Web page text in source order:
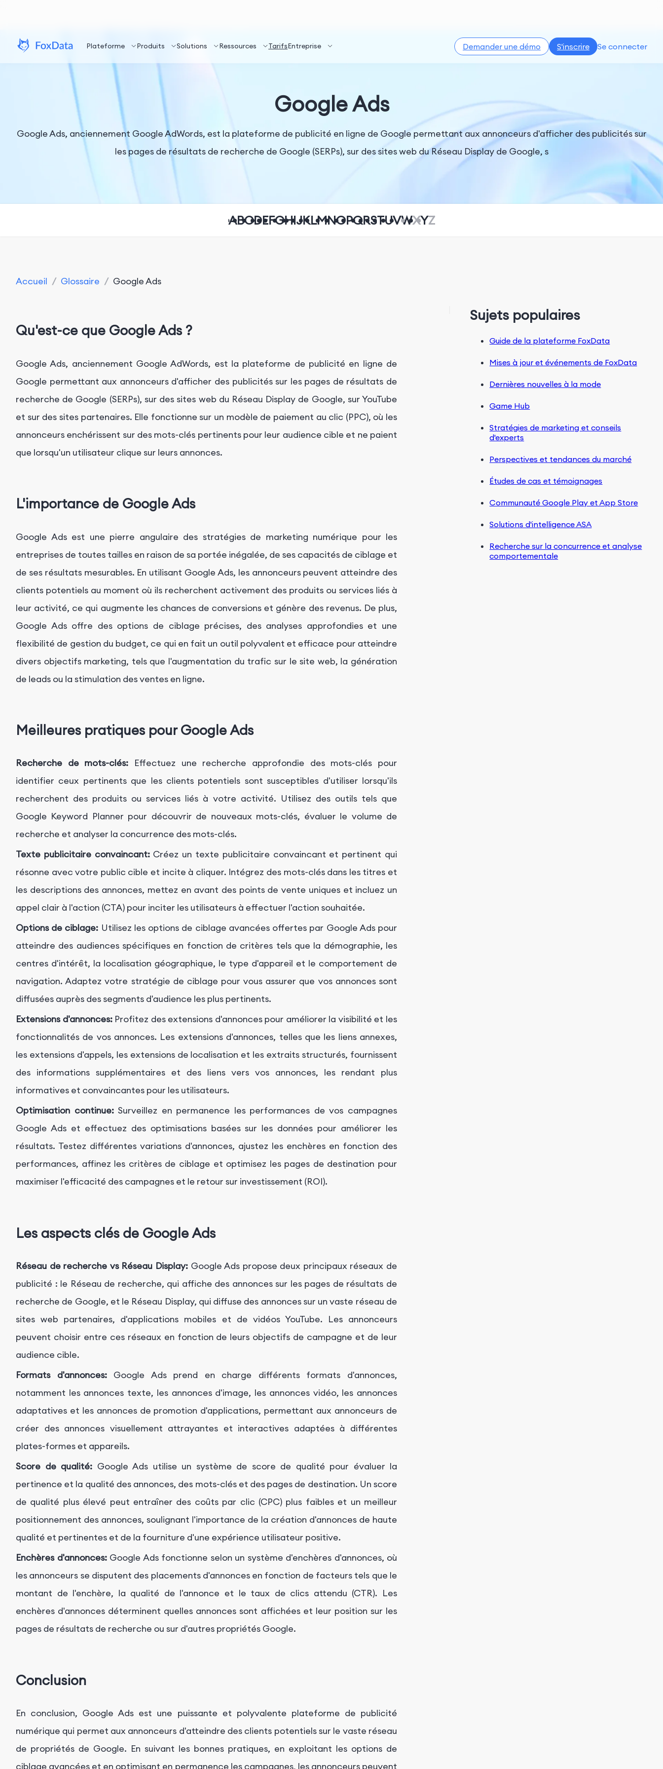
Plateforme Produits Solutions Ressources TarifsEntreprise Demander une démo S'inscrire Se connecter
Google Ads
Google Ads, anciennement Google AdWords, est la plateforme de publicité en ligne de Google permettant aux annonceurs d'afficher des publicités sur
les pages de résultats de recherche de Google (SERPs), sur des sites web du Réseau Display de Google, s
ABCDEFGHIJKLMNOPQRSTUVWXYZ
Accueil / Glossaire / Google Ads
Qu'est-ce que Google Ads ?
Google Ads, anciennement Google AdWords, est la plateforme de publicité en ligne de
Google permettant aux annonceurs d'afficher des publicités sur les pages de résultats de
recherche de Google (SERPs), sur des sites web du Réseau Display de Google, sur YouTube
et sur des sites partenaires. Elle fonctionne sur un modèle de paiement au clic (PPC), où les
annonceurs enchérissent sur des mots-clés pertinents pour leur audience cible et ne paient
que lorsqu'un utilisateur clique sur leurs annonces.
L'importance de Google Ads
Google Ads est une pierre angulaire des stratégies de marketing numérique pour les
entreprises de toutes tailles en raison de sa portée inégalée, de ses capacités de ciblage et
de ses résultats mesurables. En utilisant Google Ads, les annonceurs peuvent atteindre des
clients potentiels au moment où ils recherchent activement des produits ou services liés à
leur activité, ce qui augmente les chances de conversions et génère des revenus. De plus,
Google Ads offre des options de ciblage précises, des analyses approfondies et une
flexibilité de gestion du budget, ce qui en fait un outil polyvalent et efficace pour atteindre
divers objectifs marketing, tels que l'augmentation du trafic sur le site web, la génération
de leads ou la stimulation des ventes en ligne.
Meilleures pratiques pour Google Ads
Recherche de mots-clés: Effectuez une recherche approfondie des mots-clés pour
identifier ceux pertinents que les clients potentiels sont susceptibles d'utiliser lorsqu'ils
recherchent des produits ou services liés à votre activité. Utilisez des outils tels que
Google Keyword Planner pour découvrir de nouveaux mots-clés, évaluer le volume de
recherche et analyser la concurrence des mots-clés.
Texte publicitaire convaincant:Créez un texte publicitaire convaincant et pertinent qui
résonne avec votre public cible et incite à cliquer. Intégrez des mots-clés dans les titres et
les descriptions des annonces, mettez en avant des points de vente uniques et incluez un
appel clair à l'action (CTA) pour inciter les utilisateurs à effectuer l'action souhaitée.
Options de ciblage: Utilisez les options de ciblage avancées offertes par Google Ads pour
atteindre des audiences spécifiques en fonction de critères tels que la démographie, les
centres d'intérêt, la localisation géographique, le type d'appareil et le comportement de
navigation. Adaptez votre stratégie de ciblage pour vous assurer que vos annonces sont
diffusées auprès des segments d'audience les plus pertinents.
Extensions d'annonces:Profitez des extensions d'annonces pour améliorer la visibilité et les
fonctionnalités de vos annonces. Les extensions d'annonces, telles que les liens annexes,
les extensions d'appels, les extensions de localisation et les extraits structurés, fournissent
des informations supplémentaires et des liens vers vos annonces, les rendant plus
informatives et convaincantes pour les utilisateurs.
Optimisation continue:Surveillez en permanence les performances de vos campagnes
Google Ads et effectuez des optimisations basées sur les données pour améliorer les
résultats. Testez différentes variations d'annonces, ajustez les enchères en fonction des
performances, affinez les critères de ciblage et optimisez les pages de destination pour
maximiser l'efficacité des campagnes et le retour sur investissement (ROI).
Les aspects clés de Google Ads
Réseau de recherche vs Réseau Display:Google Ads propose deux principaux réseaux de
publicité : le Réseau de recherche, qui affiche des annonces sur les pages de résultats de
recherche de Google, et le Réseau Display, qui diffuse des annonces sur un vaste réseau de
sites web partenaires, d'applications mobiles et de vidéos YouTube. Les annonceurs
peuvent choisir entre ces réseaux en fonction de leurs objectifs de campagne et de leur
audience cible.
Formats d'annonces:Google Ads prend en charge différents formats d'annonces,
notamment les annonces texte, les annonces d'image, les annonces vidéo, les annonces
adaptatives et les annonces de promotion d'applications, permettant aux annonceurs de
créer des annonces visuellement attrayantes et interactives adaptées à différentes
plates-formes et appareils.
Score de qualité: Google Ads utilise un système de score de qualité pour évaluer la
pertinence et la qualité des annonces, des mots-clés et des pages de destination. Un score
de qualité plus élevé peut entraîner des coûts par clic (CPC) plus faibles et un meilleur
positionnement des annonces, soulignant l'importance de la création d'annonces de haute
qualité et pertinentes et de la fourniture d'une expérience utilisateur positive.
Enchères d'annonces:Google Ads fonctionne selon un système d'enchères d'annonces, où
les annonceurs se disputent des placements d'annonces en fonction de facteurs tels que le
montant de l'enchère, la qualité de l'annonce et le taux de clics attendu (CTR). Les
enchères d'annonces déterminent quelles annonces sont affichées et leur position sur les
pages de résultats de recherche ou sur d'autres propriétés Google.
Conclusion
En conclusion, Google Ads est une puissante et polyvalente plateforme de publicité
numérique qui permet aux annonceurs d'atteindre des clients potentiels sur le vaste réseau
de propriétés de Google. En suivant les bonnes pratiques, en exploitant les options de
ciblage avancées et en optimisant en permanence les campagnes, les annonceurs peuvent
Sujets populaires
Guide de la plateforme FoxData
Mises à jour et événements de FoxData
Dernières nouvelles à la mode
Game Hub
Stratégies de marketing et conseils
d'experts
Perspectives et tendances du marché
Études de cas et témoignages
Communauté Google Play et App Store
Solutions d'intelligence ASA
Recherche sur la concurrence et analyse
comportementale